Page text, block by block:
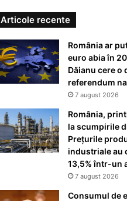
Articole recente
România ar
euro abia în
Dăianu cere o
referendum
7 august 2026
România,
la scumpirile
Prețurile
industriale au
13,5% într-un
7 august 2026
Consumul de